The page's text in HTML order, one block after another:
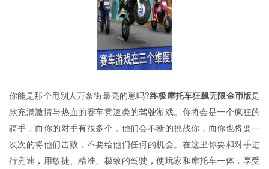
你能是那个甩别人万条街最亮的崽吗?终极摩托车狂飙无限金币版是
款充满激情与热血的赛车竞速类的驾驶游戏。你将会是一个疯狂的
骑手，而你的对手有很多个，他们会不断的挑战你，而你也将要一
次次的将他们击败，不要给他们任何的机会。在这里你要和对手进
行竞速，用敏捷、精准、极致的驾驶，使玩家和摩托车一体，享受